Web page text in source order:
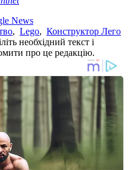
News
, Lego, Конструктор Лего
необхідний текст і
про це редакцію.